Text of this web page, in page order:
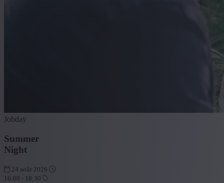
Jobday
Summer
Night
24 août 2026
16:00 - 18:30